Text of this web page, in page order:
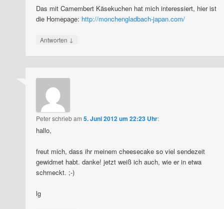
Das mit Camembert Käsekuchen hat mich interessiert, hier ist
die Homepage: http://monchengladbach-japan.com/
Antworten ↓
Peterschriebam5. Juni 2012 um 22:23 Uhr:
hallo,
freut mich, dass ihr meinem cheesecake so viel sendezeit
gewidmet habt. danke! jetzt weiß ich auch, wie er in etwa
schmeckt. ;-)
lg